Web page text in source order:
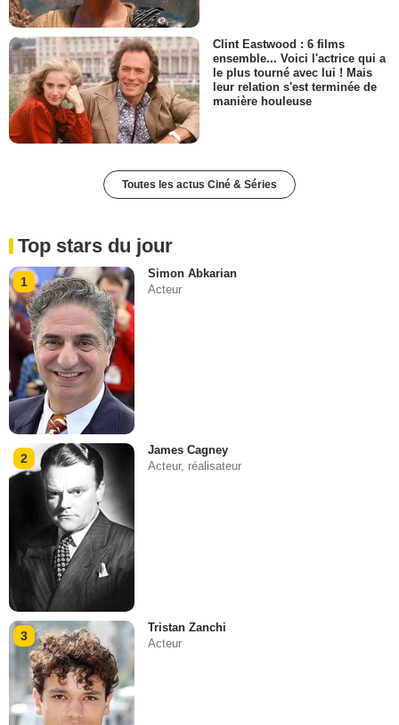
Clint Eastwood : 6 films
ensemble... Voici l'actrice qui a
le plus tourné avec lui ! Mais
leur relation s'est terminée de
manière houleuse
Toutes les actus Ciné & Séries
Top stars du jour
1
Simon Abkarian
Acteur
2
James Cagney
Acteur, réalisateur
3
Tristan Zanchi
Acteur